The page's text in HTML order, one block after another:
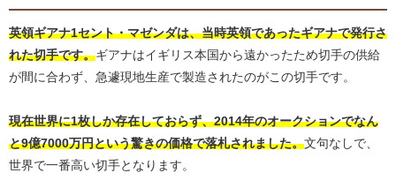
英領ギアナ1セント・マゼンダは、当時英領であったギアナで発行さ
れた切手です。ギアナはイギリス本国から遠かったため切手の供給
が間に合わず、急遽現地生産で製造されたのがこの切手です。
現在世界に1枚しか存在しておらず、2014年のオークションでなん
と9億7000万円という驚きの価格で落札されました。文句なしで、
世界で一番高い切手となります。